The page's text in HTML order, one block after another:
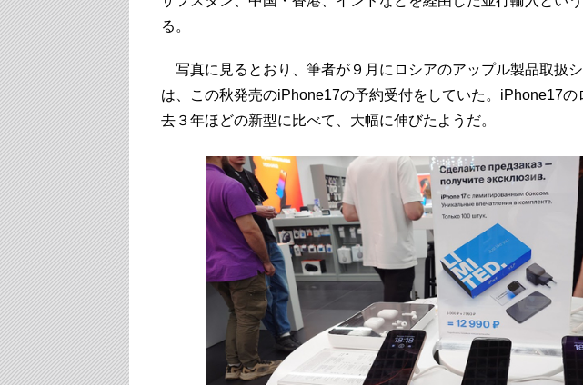
る。
写真に見るとおり、筆者が９月にロシアのアップル製品取扱
は、この秋発売のiPhone17の予約受付をしていた。iPhone17の
去３年ほどの新型に比べて、大幅に伸びたようだ。